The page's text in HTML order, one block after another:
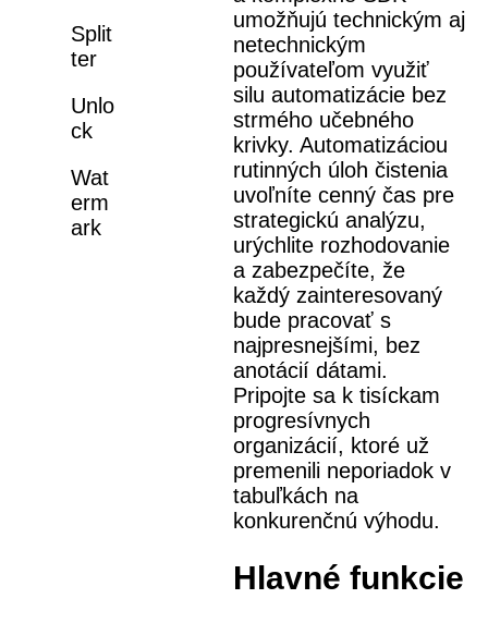
Split
ter
Unlo
ck
Wat
erm
ark
umožňujú technickým aj
netechnickým
používateľom využiť
silu automatizácie bez
strmého učebného
krivky. Automatizáciou
rutinných úloh čistenia
uvoľníte cenný čas pre
strategickú analýzu,
urýchlite rozhodovanie
a zabezpečíte, že
každý zainteresovaný
bude pracovať s
najpresnejšími, bez
anotácií dátami.
Pripojte sa k tisíckam
progresívnych
organizácií, ktoré už
premenili neporiadok v
tabuľkách na
konkurenčnú výhodu.
Hlavné funkcie